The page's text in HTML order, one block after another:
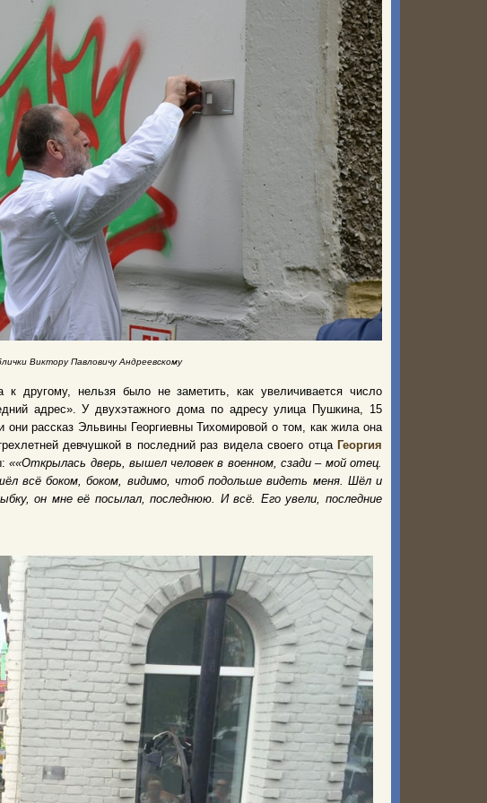
Виктору Павловичу Андреевскому
к другому, нельзя было не заметить, как увеличивается число
адрес». У двухэтажного дома по адресу улица Пушкина, 15
рассказ Эльвины Георгиевны Тихомировой о том, как жила она
девчушкой в последний раз видела своего отца Георгия
««Открылась дверь, вышел человек в военном, сзади – мой отец.
всё боком, боком, видимо, чтоб подольше видеть меня. Шёл и
он мне её посылал, последнюю. И всё. Его увели, последние